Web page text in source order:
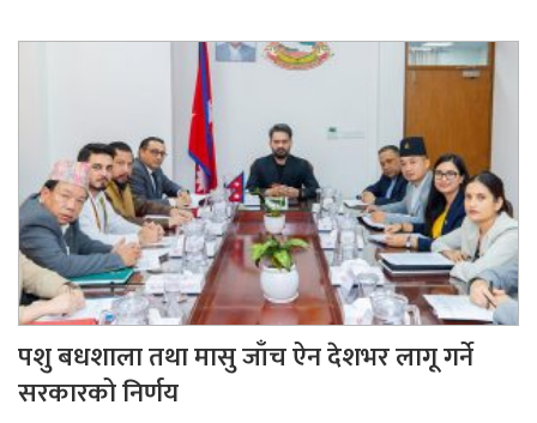
पशु बधशाला तथा मासु जाँच ऐन देशभर लागू गर्ने
सरकारको निर्णय